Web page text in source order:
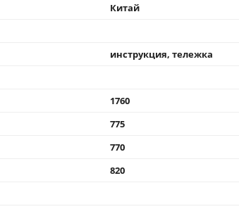
Китай
инструкция, тележка
1760
775
770
820